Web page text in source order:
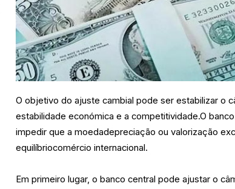
O objetivo do ajuste cambial pode ser estabilizar o
estabilidade económica e a competitividade.O
impedir que a moedadepreciação ou valorização
equilíbriocomércio internacional.
Em primeiro lugar, o banco central pode ajustar o